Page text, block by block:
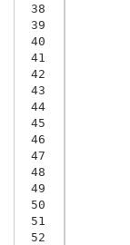
38
39
40
41
42
43
44
45
46
47
48
49
50
51
52